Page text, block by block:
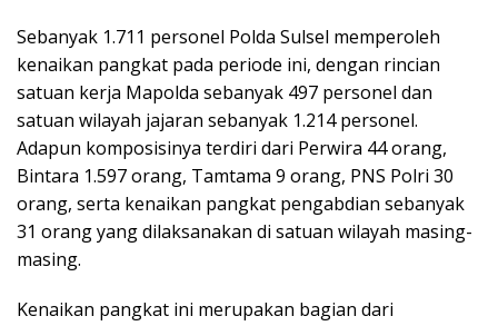
Sebanyak 1.711 personel Polda Sulsel memperoleh
kenaikan pangkat pada periode ini, dengan rincian
satuan kerja Mapolda sebanyak 497 personel dan
satuan wilayah jajaran sebanyak 1.214 personel.
Adapun komposisinya terdiri dari Perwira 44 orang,
Bintara 1.597 orang, Tamtama 9 orang, PNS Polri 30
orang, serta kenaikan pangkat pengabdian sebanyak
31 orang yang dilaksanakan di satuan wilayah masing-
masing.
Kenaikan pangkat ini merupakan bagian dari